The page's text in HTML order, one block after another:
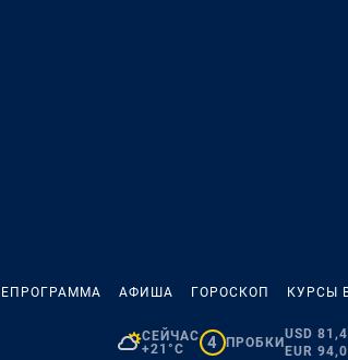
АФИША ГОРОСКОП КУРСЫ
СЕЙЧАС
+21°C
4 ПРОБКИ
USD
EUR